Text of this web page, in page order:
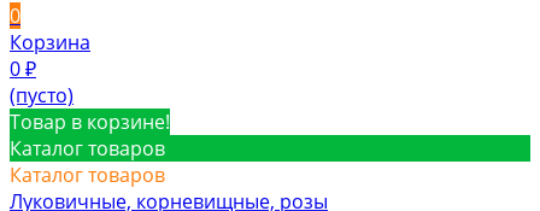
0
Корзина
0 ₽
(пусто)
Товар в корзине!
Каталог товаров
Каталог товаров
Луковичные, корневищные, розы